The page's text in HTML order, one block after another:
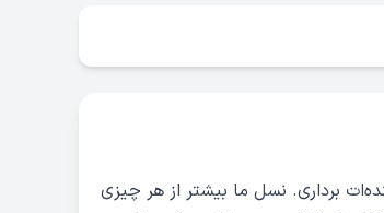
برداری. نسل ما بیشتر از هر چیزی